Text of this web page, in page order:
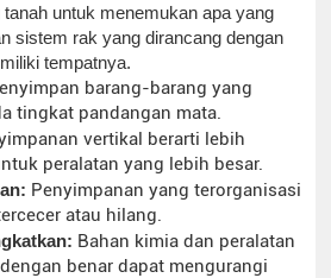
untuk menemukan apa yang
sistem rak yang dirancang dengan
tempatnya.
barang-barang yang
tingkat pandangan mata.
vertikal berarti lebih
peralatan yang lebih besar.
Penyimpanan yang terorganisasi
atau hilang.
Bahan kimia dan peralatan
benar dapat mengurangi